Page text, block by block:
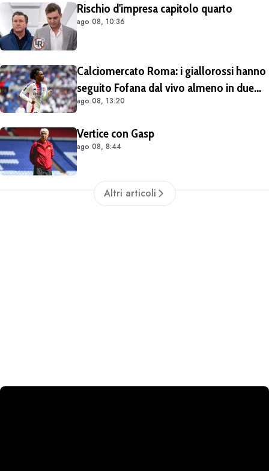
Rischio d'impresa capitolo quarto
ago 08, 10:36
Calciomercato Roma: i giallorossi hanno
seguito Fofana dal vivo almeno in due
occasioni. Costa 40/45 milioni
ago 08, 13:20
Vertice con Gasp
ago 08, 8:44
Altri articoli